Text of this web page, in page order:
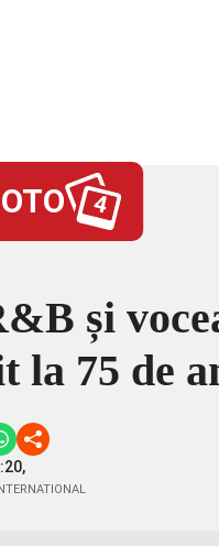
la 75 de ani4
și
la 75 de